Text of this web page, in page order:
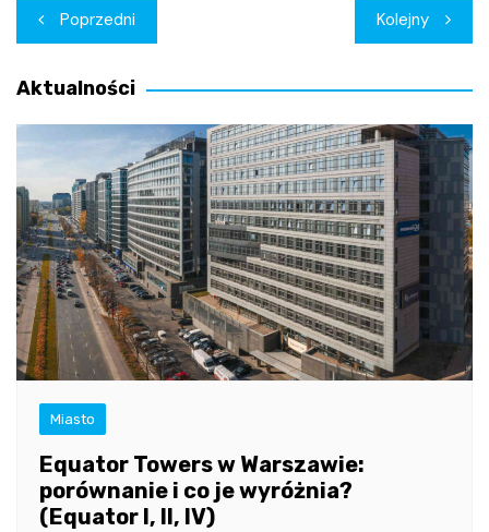
Nawigacja
wpisu
Poprzedni Kolejny
Aktualności
Miasto
Equator Towers w Warszawie:
porównanie i co je wyróżnia?
(Equator I, II, IV)